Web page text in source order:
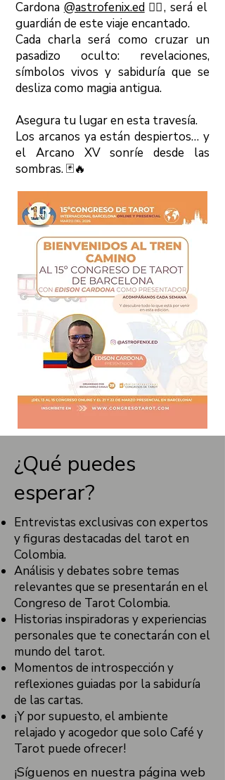
Cardona @astrofenix.ed🧙‍♂️, será el
guardián de este viaje encantado.
Cada charla será como cruzar un
pasadizo oculto: revelaciones,
símbolos vivos y sabiduría que se
desliza como magia antigua.
Asegura tu lugar en esta travesía.
Los arcanos ya están despiertos… y
el Arcano XV sonríe desde las
sombras. 🃏🔥
¿Qué puedes
esperar?
Entrevistas exclusivas con expertos
y figuras destacadas del tarot en
Colombia.
Análisis y debates sobre temas
relevantes que se presentarán en el
Congreso de Tarot Colombia.
Historias inspiradoras y experiencias
personales que te conectarán con el
mundo del tarot.
Momentos de introspección y
reflexiones guiadas por la sabiduría
de las cartas.
¡Y por supuesto, el ambiente
relajado y acogedor que solo Café y
Tarot puede ofrecer!
¡Síguenos en nuestra página web